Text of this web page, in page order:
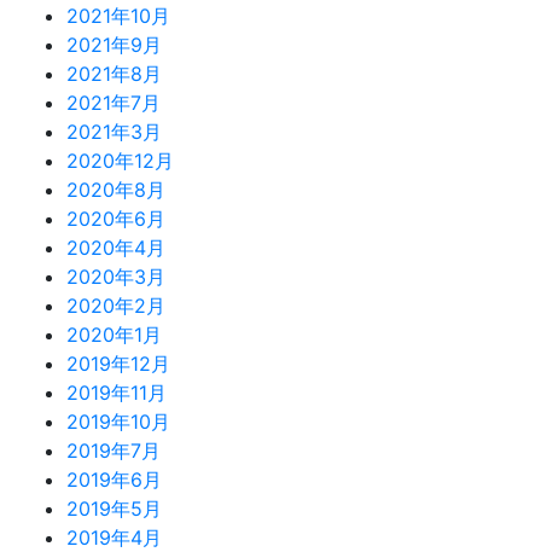
2021年10月
2021年9月
2021年8月
2021年7月
2021年3月
2020年12月
2020年8月
2020年6月
2020年4月
2020年3月
2020年2月
2020年1月
2019年12月
2019年11月
2019年10月
2019年7月
2019年6月
2019年5月
2019年4月